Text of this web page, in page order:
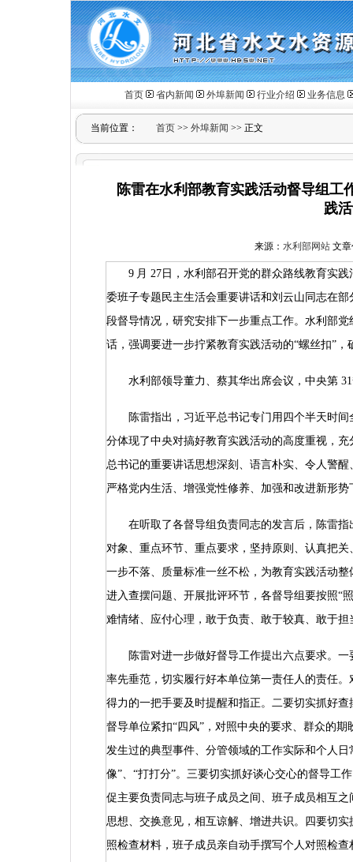
首页 省内新闻 外埠新闻 行业介绍 业务信息
当前位置： 首页 >> 外埠新闻 >> 正文
陈雷在水利部教育实践活动督导组工
践
来源： 水利部网站文章
9 月 27 日，水利部召开党的群众路线教育实
委班子专题民主生活会重要讲话和刘云山同志在
段督导情况，研究安排下一步重点工作。水利部
话，强调要进一步拧紧教育实践活动的“螺丝扣”
水利部领导董力、蔡其华出席会议，中央第 31
陈雷指出，习近平总书记专门用四个半天时间
分体现了中央对搞好教育实践活动的高度重视，
总书记的重要讲话思想深刻、语言朴实、令人警
严格党内生活、增强党性修养、加强和改进新形
在听取了各督导组负责同志的发言后，陈雷指
对象、重点环节、重点要求，坚持原则、认真把
一步不落、质量标准一丝不松，为教育实践活动
进入查摆问题、开展批评环节，各督导组要按照“
难情绪、应付心理，敢于负责、敢于较真、敢于
陈雷对进一步做好督导工作提出六点要求。一
率先垂范，切实履行好本单位第一责任人的责任
得力的一把手要及时提醒和指正。二要切实抓好
督导单位紧扣“四风”，对照中央的要求、群众的
发生过的典型事件、分管领域的工作实际和个人
像”、“打打分”。三要切实抓好谈心交心的督导工
促主要负责同志与班子成员之间、班子成员相互
思想、交换意见，相互谅解、增进共识。四要切
照检查材料，班子成员亲自动手撰写个人对照检